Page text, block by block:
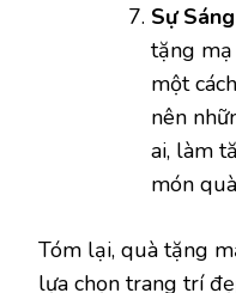
Sự
tặng
một
nên
ai, làm
món
Tóm lại, quà tặng
lựa chọn trang trí